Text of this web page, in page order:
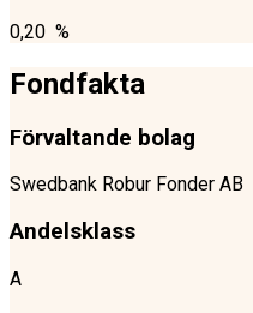
0,20 %
Fondfakta
Förvaltande bolag
Swedbank Robur Fonder AB
Andelsklass
A